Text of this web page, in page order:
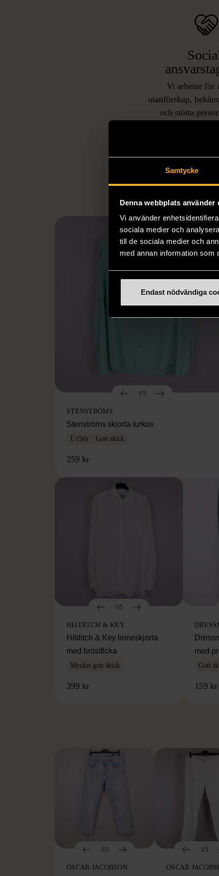
Samtycke
Denna webbplats använder
Vi använder
sociala medier och
till de sociala medier och
med annan information som
Endast nödvändiga
Vi arbetar för
utanförskap,
och stötta
1/5
STENSTRÖMS
Stenströms skjorta turkos
L (50) Gott skick
259 kr
1/5
HILDITCH & KEY
Hilditch & Key linneskjorta
med bröstficka
Mycket gott skick
399 kr
med
Gott
159 kr
1/5
OSCAR JACOBSON
1/5
OSCAR